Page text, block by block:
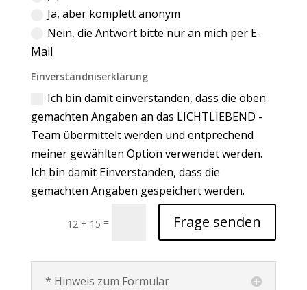
Ja, aber komplett anonym
Nein, die Antwort bitte nur an mich per E-
Mail
Einverständniserklärung
Ich bin damit einverstanden, dass die oben
gemachten Angaben an das LICHTLIEBEND -
Team übermittelt werden und entprechend
meiner gewählten Option verwendet werden.
Ich bin damit Einverstanden, dass die
gemachten Angaben gespeichert werden.
12 + 15 = Frage senden
* Hinweis zum Formular